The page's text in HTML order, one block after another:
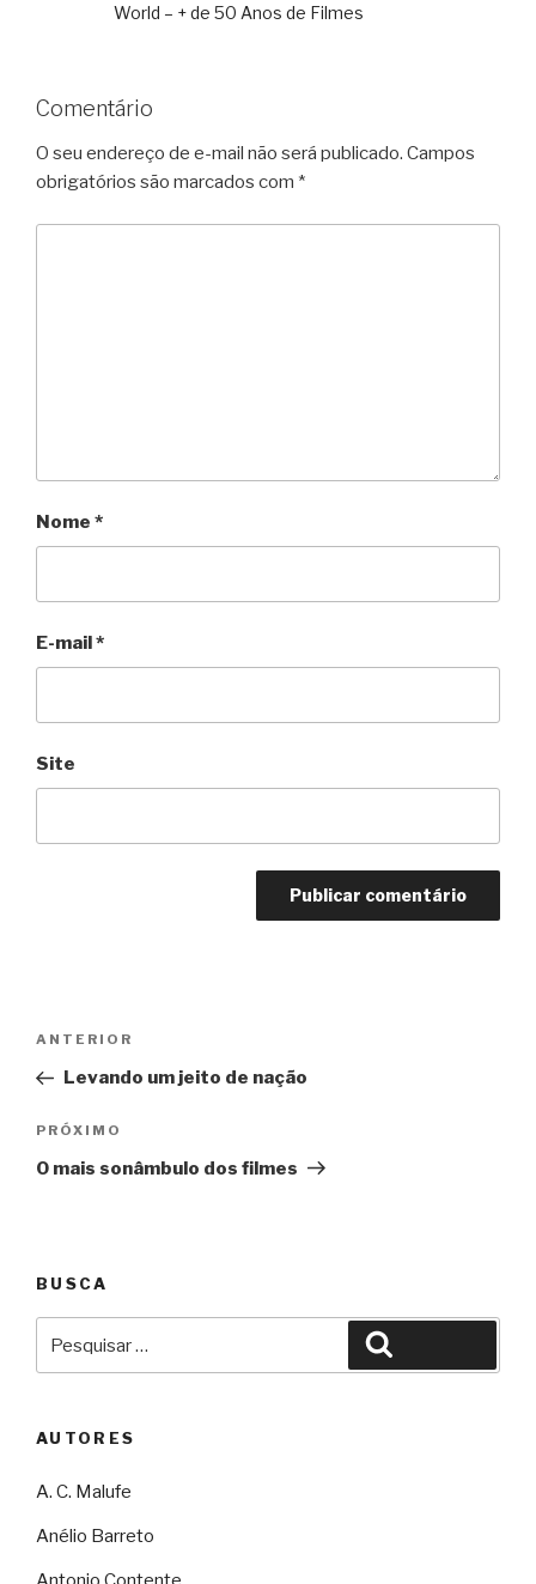
World – + de 50 Anos de Filmes
Comentário
O seu endereço de e-mail não será publicado. Campos
obrigatórios são marcados com *
Nome *
E-mail*
Site
Post
Anterior
ANTERIOR
Levando um jeito de nação
Próximo
PRÓXIMO
O mais sonâmbulo dos filmes
BUSCA
por:
AUTORES
A. C. Malufe
Anélio Barreto